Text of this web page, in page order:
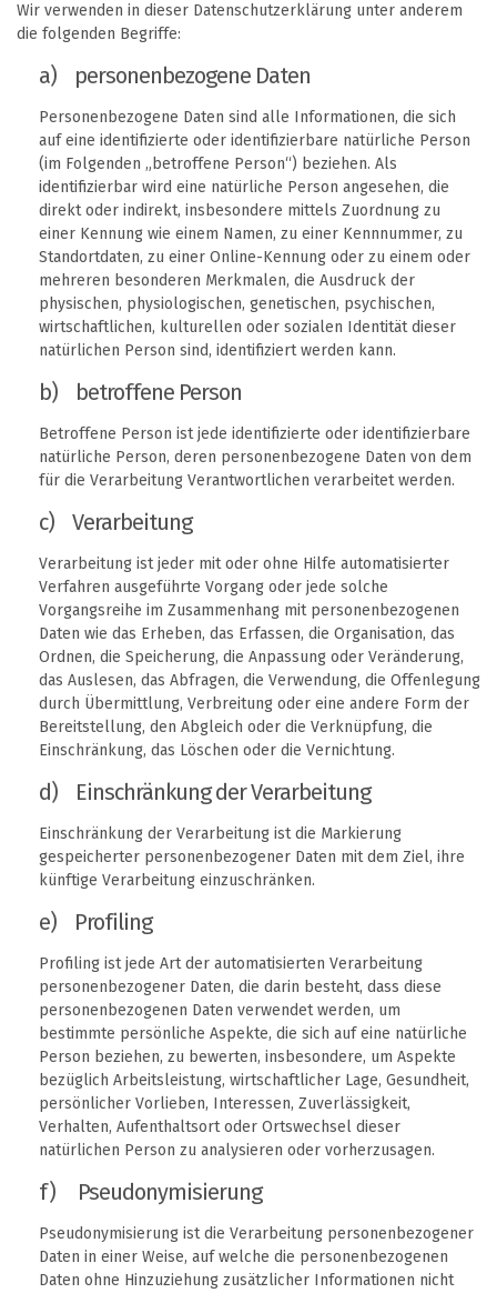
Wir verwenden in dieser Datenschutzerklärung unter anderem
die folgenden Begriffe:
a) personenbezogene Daten
Personenbezogene Daten sind alle Informationen, die sich
auf eine identifizierte oder identifizierbare natürliche Person
(im Folgenden „betroffene Person“) beziehen. Als
identifizierbar wird eine natürliche Person angesehen, die
direkt oder indirekt, insbesondere mittels Zuordnung zu
einer Kennung wie einem Namen, zu einer Kennnummer, zu
Standortdaten, zu einer Online-Kennung oder zu einem oder
mehreren besonderen Merkmalen, die Ausdruck der
physischen, physiologischen, genetischen, psychischen,
wirtschaftlichen, kulturellen oder sozialen Identität dieser
natürlichen Person sind, identifiziert werden kann.
b) betroffene Person
Betroffene Person ist jede identifizierte oder identifizierbare
natürliche Person, deren personenbezogene Daten von dem
für die Verarbeitung Verantwortlichen verarbeitet werden.
c) Verarbeitung
Verarbeitung ist jeder mit oder ohne Hilfe automatisierter
Verfahren ausgeführte Vorgang oder jede solche
Vorgangsreihe im Zusammenhang mit personenbezogenen
Daten wie das Erheben, das Erfassen, die Organisation, das
Ordnen, die Speicherung, die Anpassung oder Veränderung,
das Auslesen, das Abfragen, die Verwendung, die Offenlegung
durch Übermittlung, Verbreitung oder eine andere Form der
Bereitstellung, den Abgleich oder die Verknüpfung, die
Einschränkung, das Löschen oder die Vernichtung.
d) Einschränkung der Verarbeitung
Einschränkung der Verarbeitung ist die Markierung
gespeicherter personenbezogener Daten mit dem Ziel, ihre
künftige Verarbeitung einzuschränken.
e) Profiling
Profiling ist jede Art der automatisierten Verarbeitung
personenbezogener Daten, die darin besteht, dass diese
personenbezogenen Daten verwendet werden, um
bestimmte persönliche Aspekte, die sich auf eine natürliche
Person beziehen, zu bewerten, insbesondere, um Aspekte
bezüglich Arbeitsleistung, wirtschaftlicher Lage, Gesundheit,
persönlicher Vorlieben, Interessen, Zuverlässigkeit,
Verhalten, Aufenthaltsort oder Ortswechsel dieser
natürlichen Person zu analysieren oder vorherzusagen.
f) Pseudonymisierung
Pseudonymisierung ist die Verarbeitung personenbezogener
Daten in einer Weise, auf welche die personenbezogenen
Daten ohne Hinzuziehung zusätzlicher Informationen nicht